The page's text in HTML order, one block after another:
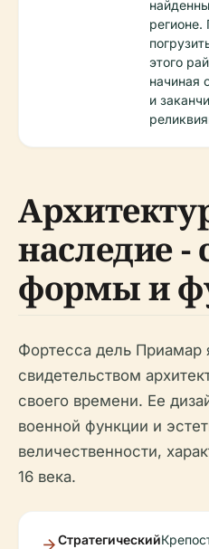
регионе.
этого
начиная
и
наследие -
формы и
Фортесса дель Приамар
свидетельством
своего времени. Ее
военной функции и
величественности,
16 века.
Стратегический